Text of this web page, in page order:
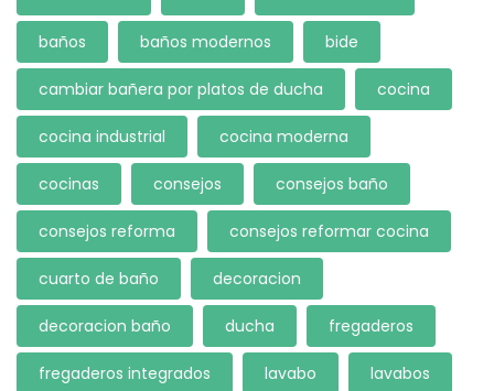
baños baños modernos bide
cambiar bañera por platos de ducha cocina
cocina industrial cocina moderna
cocinas consejos consejos baño
consejos reforma consejos reformar cocina
cuarto de baño decoracion
decoracion baño ducha fregaderos
fregaderos integrados lavabo lavabos